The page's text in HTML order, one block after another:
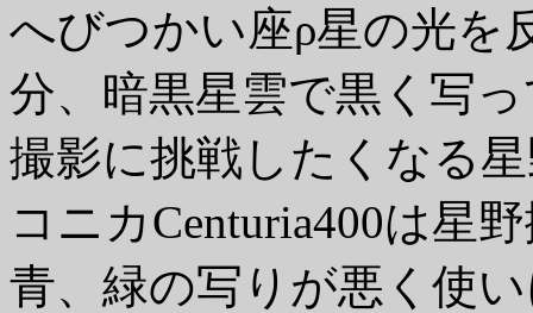
へびつかい座ρ星の光を
分、暗黒星雲で黒く写
撮影に挑戦したくなる
コニカCenturia400は星
青、緑の写りが悪く使